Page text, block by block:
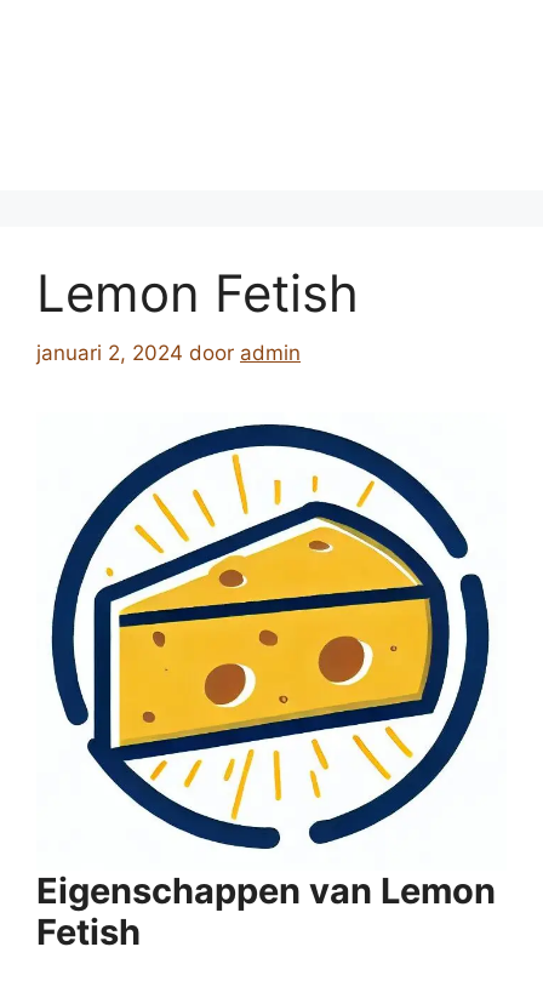
Lemon Fetish
januari 2, 2024 door admin
Eigenschappen van Lemon
Fetish